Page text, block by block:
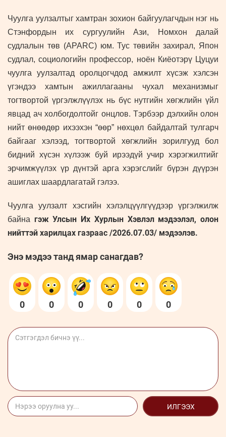
Чуулга уулзалтыг хамтран зохион байгуулагчдын нэг нь
Стэнфордын их сургуулийн Ази, Номхон далай
судлалын төв (APARC) юм. Тус төвийн захирал, Япон
судлал, социологийн профессор, ноён Киёотэрү Цуцуи
чуулга уулзалтад оролцогчдод амжилт хүсэж хэлсэн
үгэндээ хамтын ажиллагааны чухал механизмыг
тогтвортой үргэлжлүүлэх нь бүс нутгийн хөгжлийн үйл
явцад ач холбогдолтойг онцлов. Тэрбээр дэлхийн олон
нийт өнөөдөр ихээхэн “өөр” нөхцөл байдалтай тулгарч
байгааг хэлээд, тогтвортой хөгжлийн зорилгууд бол
бидний хүсэн хүлээж буй ирээдүй учир хэрэгжилтийг
эрчимжүүлэх үр дүнтэй арга хэрэгслийг бүрэн дүүрэн
ашиглах шаардлагатай гэлээ.
Чуулга уулзалт хэсгийн хэлэлцүүлгүүдээр үргэлжилж
байна гэж Улсын Их Хурлын Хэвлэл мэдээлэл, олон
нийттэй харилцах газраас /2026.07.03/ мэдээлэв.
Энэ мэдээ танд ямар санагдав?
0 0 0 0 0 0
ИЛГЭЭХ